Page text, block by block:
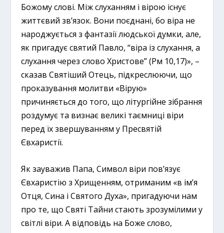
Божому слові. Між слуханням і вірою існує
життєвий зв’язок. Вони поєднані, бо віра не
народжується з фантазії людської думки, але,
як пригадує святий Павло, “віра із слухання, а
слухання через слово Христове” (Рм 10,17)», –
сказав Святіший Отець, підкреслюючи, що
проказування молитви «Вірую»
причиняється до того, що літургійне зібрання
роздумує та визнає великі таємниці віри
перед їх звершуванням у Пресвятій
Євхаристії.
Як зауважив Папа, Символ віри пов’язує
Євхаристію з Хрищенням, отриманим «в ім’я
Отця, Сина і Святого Духа», пригадуючи нам
про те, що Святі Тайни стають зрозумілими у
світлі віри. А відповідь на Боже слово,